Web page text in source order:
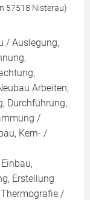
57518 Nisterau)
/ Auslegung,
Arbeiten,
Durchführung,
/
Kern- /
Erstellung
/